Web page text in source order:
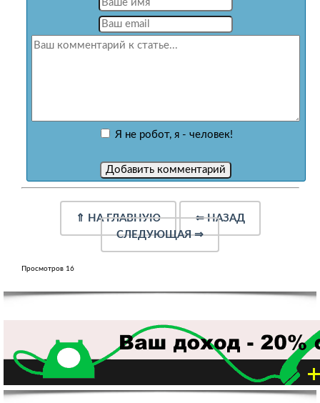
Я не робот, я - человек!
⇑ НА ГЛАВНУЮ ⇐НАЗАД
СЛЕДУЮЩАЯ⇒
Просмотров 16